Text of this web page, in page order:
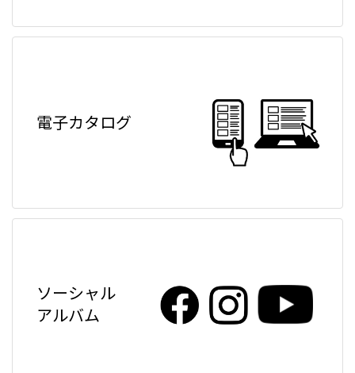
電子カタログ
ソーシャル
アルバム